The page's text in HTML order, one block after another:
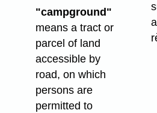
"campground"
means a tract or
parcel of land
accessible by
road, on which
persons are
permitted to